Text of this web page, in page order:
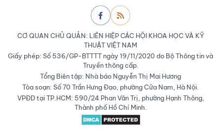
CƠ QUAN CHỦ QUẢN: LIÊN HIỆP CÁC HỘI KHOA HỌC VÀ KỸ
THUẬT VIỆT NAM
Giấy phép: Số 536/GP-BTTTT ngày 19/11/2020 do Bộ Thông tin và
Truyền thông cấp.
Tổng Biên tập: Nhà báo Nguyễn Thị Mai Hương
Tòa soạn: Số 70 Trần Hưng Đạo, phường Cửa Nam, Hà Nội.
VPĐD tại TP.HCM: 590/24 Phan Văn Trị, phường Hạnh Thông,
Thành phố Hồ Chí Minh.